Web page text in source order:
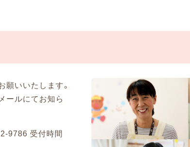
願いいたします。
ールにてお知ら
9786 受付時間